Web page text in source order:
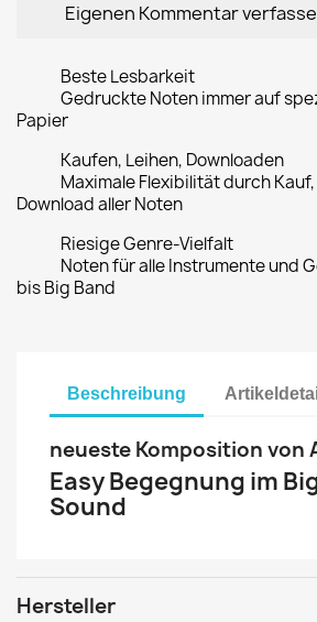
Eigenen Kommentar
Beste Lesbarkeit
Gedruckte Noten immer auf
Papier
Kaufen, Leihen, Downloaden
Maximale Flexibilität durch
Download aller Noten
Riesige Genre-Vielfalt
Noten für alle Instrumente und
bis Big Band
Beschreibung
neueste Komposition von
Easy Begegnung im
Sound
Hersteller